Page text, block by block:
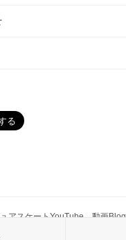
アスケートYouTube 動画Blog